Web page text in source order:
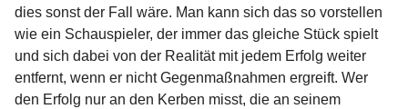
dies sonst der Fall wäre. Man kann sich das so vorstellen
wie ein Schauspieler, der immer das gleiche Stück spielt
und sich dabei von der Realität mit jedem Erfolg weiter
entfernt, wenn er nicht Gegenmaßnahmen ergreift. Wer
den Erfolg nur an den Kerben misst, die an seinem